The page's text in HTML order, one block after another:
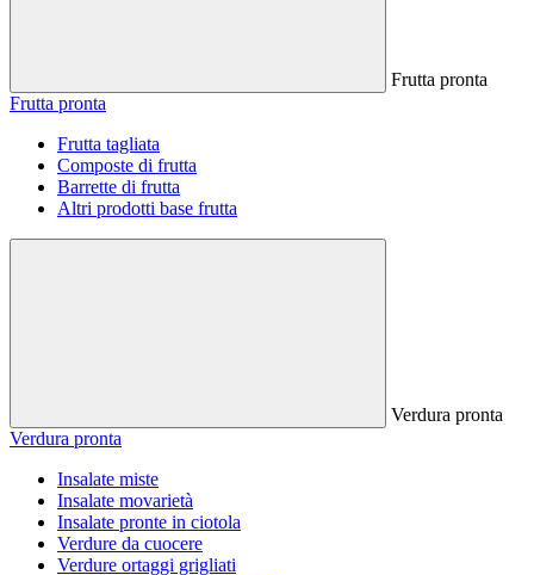
Frutta pronta
Frutta pronta
Frutta tagliata
Composte di frutta
Barrette di frutta
Altri prodotti base frutta
Verdura pronta
Verdura pronta
Insalate miste
Insalate movarietà
Insalate pronte in ciotola
Verdure da cuocere
Verdure ortaggi grigliati